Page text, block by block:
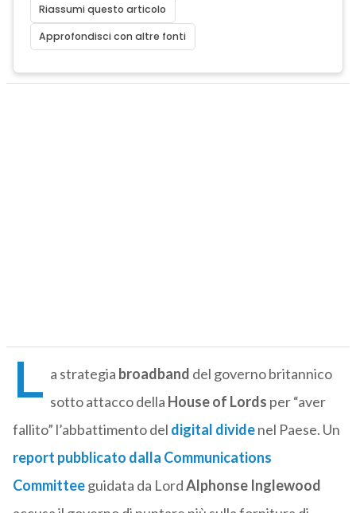
Riassumi questo articolo
Approfondisci con altre fonti
L a strategia broadband del governo britannico
sotto attacco della House of Lords per “aver
fallito” l’abbattimento del digital dividenel Paese. Un
report pubblicato dalla Communications
Committeeguidata da LordAlphonse Inglewood